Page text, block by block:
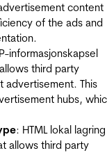
content
of the ads and
informasjonskapsel
third party
This
hubs,
: HTML lokal lagring
allows third party